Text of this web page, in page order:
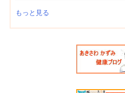
もっと見る